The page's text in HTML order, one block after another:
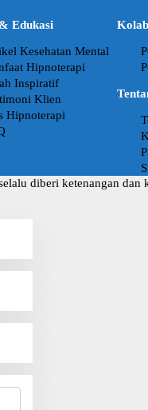
Edukasi
Kesehatan Mental
Hipnoterapi
Inspiratif
Klien
Hipnoterapi
diberi ketenangan dan